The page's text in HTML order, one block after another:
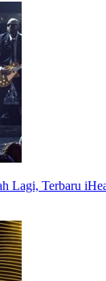
Lagi, Terbaru